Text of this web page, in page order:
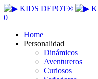
0
Home
Personalidad
Dinámicos
Aventureros
Curiosos